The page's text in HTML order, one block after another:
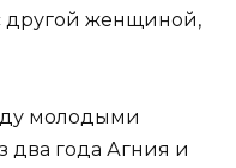
другой женщиной,
молодыми
года Агния и